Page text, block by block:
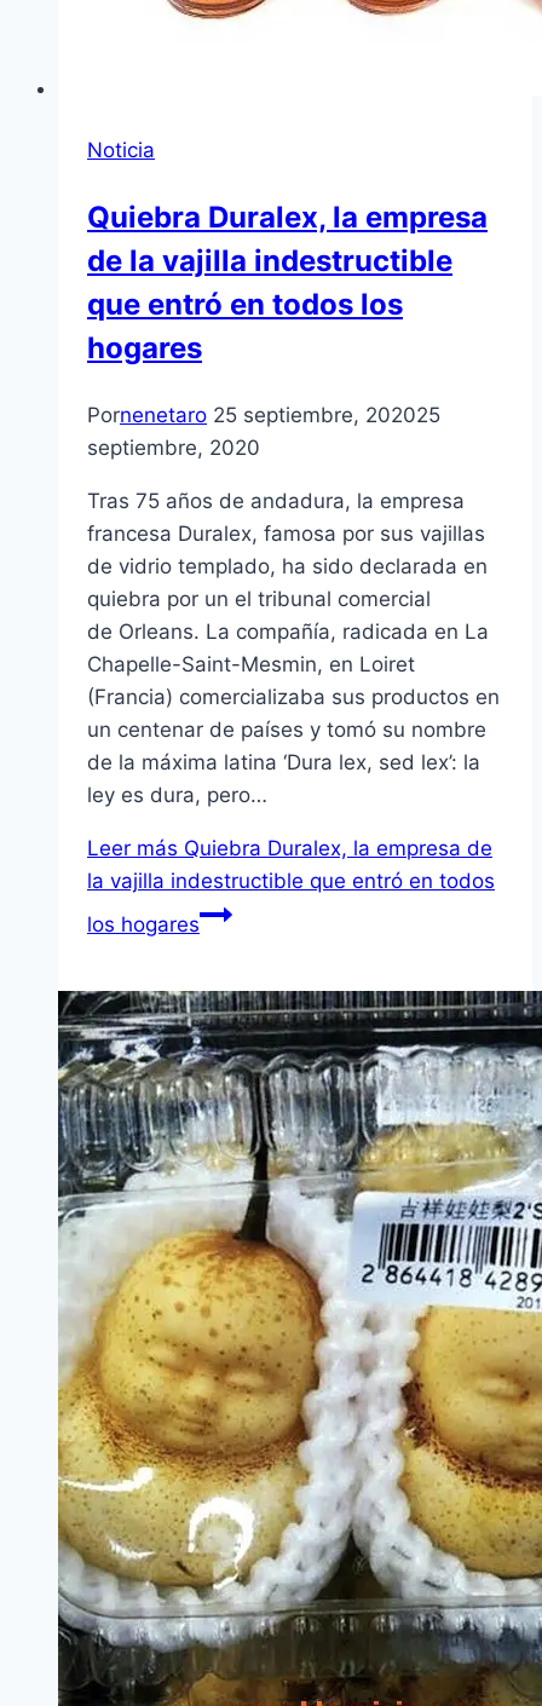
Noticia
Quiebra Duralex, la empresa
de la vajilla indestructible
que entró en todos los
hogares
Pornenetaro 25 septiembre, 202025
septiembre, 2020
Tras 75 años de andadura, la empresa
francesa Duralex, famosa por sus vajillas
de vidrio templado, ha sido declarada en
quiebra por un el tribunal comercial
de Orleans. La compañía, radicada en La
Chapelle-Saint-Mesmin, en Loiret
(Francia) comercializaba sus productos en
un centenar de países y tomó su nombre
de la máxima latina ‘Dura lex, sed lex’: la
ley es dura, pero…
Leer más Quiebra Duralex, la empresa de
la vajilla indestructible que entró en todos
los hogares